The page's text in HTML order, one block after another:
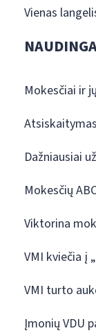
Vienas
Mokesčiai ir
Dažniausiai
Mokesčių
Viktorina
VMI kviečia į
VMI turto
Įmonių VDU